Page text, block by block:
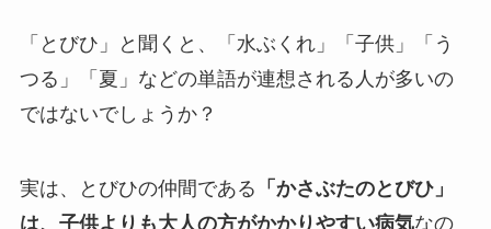
「とびひ」と聞くと、「水ぶくれ」「子供」「う
つる」「夏」などの単語が連想される人が多いの
ではないでしょうか？
実は、とびひの仲間である 「かさぶたのとびひ」
は、子供よりも大人の方がかかりやすい病気なの